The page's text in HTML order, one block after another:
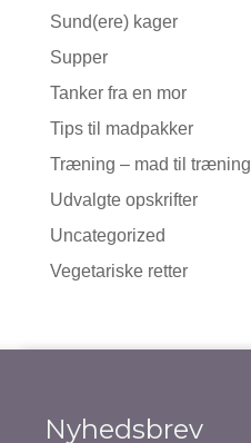
Sund(ere) kager
Supper
Tanker fra en mor
Tips til madpakker
Træning – mad til træning
Udvalgte opskrifter
Uncategorized
Vegetariske retter
Nyhedsbrev